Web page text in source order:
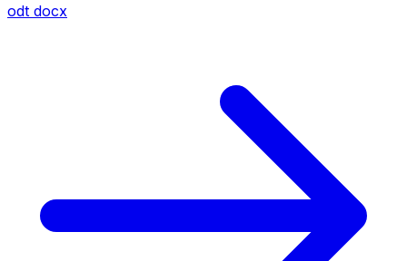
odt docx